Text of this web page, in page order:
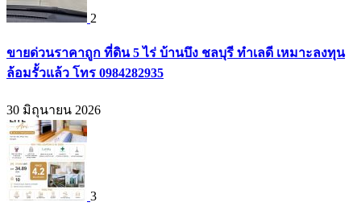
2
ขายด่วนราคาถูก ที่ดิน 5 ไร่ บ้านบึง ชลบุรี ทำเลดี เหมาะลงทุน
ล้อมรั้วแล้ว โทร 0984282935
30 มิถุนายน 2026
3